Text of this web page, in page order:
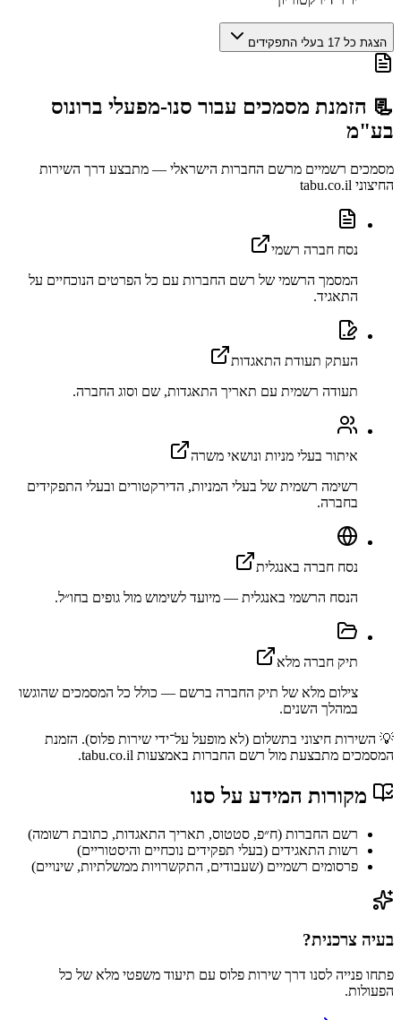
הצגת כל 17 בעלי התפקידים
📃 הזמנת מסמכים עבור סנו-מפעלי ברונוס
בע"מ
מסמכים רשמיים מרשם החברות הישראלי — מתבצע דרך השירות
החיצוני tabu.co.il
נסח חברה רשמי
המסמך הרשמי של רשם החברות עם כל הפרטים הנוכחיים על
התאגיד.
העתק תעודת התאגדות
תעודה רשמית עם תאריך התאגדות, שם וסוג החברה.
איתור בעלי מניות ונושאי משרה
רשימה רשמית של בעלי המניות, הדירקטורים ובעלי התפקידים
בחברה.
נסח חברה באנגלית
הנסח הרשמי באנגלית — מיועד לשימוש מול גופים בחו״ל.
תיק חברה מלא
צילום מלא של תיק החברה ברשם — כולל כל המסמכים שהוגשו
במהלך השנים.
💡 השירות חיצוני בתשלום (לא מופעל על־ידי שירות פלוס). הזמנת
המסמכים מתבצעת מול רשם החברות באמצעות tabu.co.il.
מקורות המידע על סנו
רשם החברות (ח״פ, סטטוס, תאריך התאגדות, כתובת רשומה)
רשות התאגידים (בעלי תפקידים נוכחיים והיסטוריים)
פרסומים רשמיים (שעבודים, התקשרויות ממשלתיות, שינויים)
בעיה צרכנית?
פתחו פנייה לסנו דרך שירות פלוס עם תיעוד משפטי מלא של כל
הפעולות.